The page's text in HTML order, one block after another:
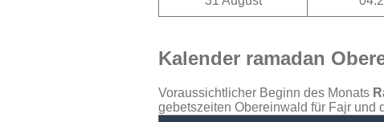
Kalender ramadan
Voraussichtlicher Beginn des Monats
gebetszeiten Obereinwald für Fajr und